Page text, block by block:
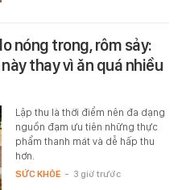
nóng trong, rôm sảy:
thay vì ăn quá nhiều
Lập thu là thời điểm nên đa dạng
nguồn đạm ưu tiên những thực
phẩm thanh mát và dễ hấp thu
hơn.
SỨC KHỎE - 3 giờ trước